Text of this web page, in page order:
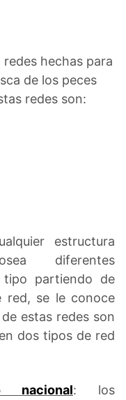
redes hechas para
de los peces
redes son:
estructura
diferentes
tipo partiendo de
red, se le conoce
estas redes son
dos tipos de red
nacional: los